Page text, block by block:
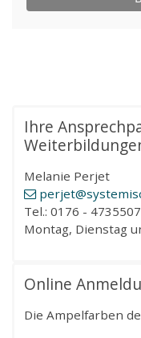
Ihre
Melanie Perjet
perjet
Tel.: 0176 -
Montag, Dienstag
Online
Die Ampelfarben